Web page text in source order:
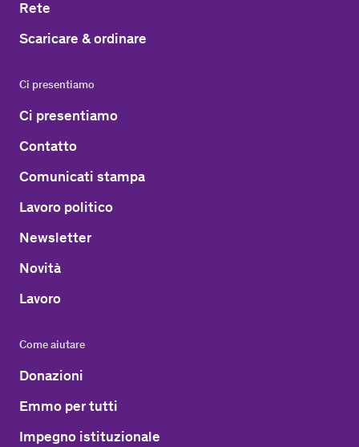
Rete
Scaricare & ordinare
Ci presentiamo
Ci presentiamo
Contatto
Comunicati stampa
Lavoro politico
Newsletter
Novità
Lavoro
Come aiutare
Donazioni
Emmo per tutti
Impegno istituzionale